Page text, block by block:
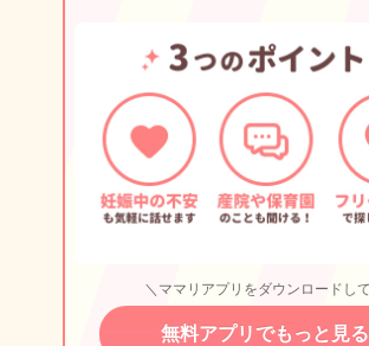
＼ママリアプリをダウンロードし
無料アプリでもっと見る